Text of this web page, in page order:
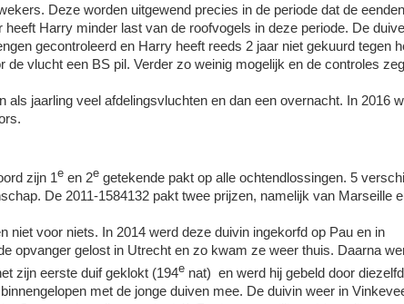
Deze worden uitgewend precies in de periode dat de
Harry minder last van de roofvogels in deze periode. De
gecontroleerd en Harry heeft reeds 2 jaar niet gekuurd tegen
de vlucht een BS pil. Verder zo weinig mogelijk en de controles
als jaarling veel afdelingsvluchten en dan een overnacht. In 2016
zijn 1e en 2e getekende pakt op alle ochtendlossingen. 5
De 2011-1584132 pakt twee prijzen, namelijk van Marseille
niet voor niets. In 2014 werd deze duivin ingekorfd op Pau en in
opvanger gelost in Utrecht en zo kwam ze weer thuis. Daarna
zijn eerste duif geklokt (194e nat) en werd hij gebeld door
met de jonge duiven mee. De duivin weer in